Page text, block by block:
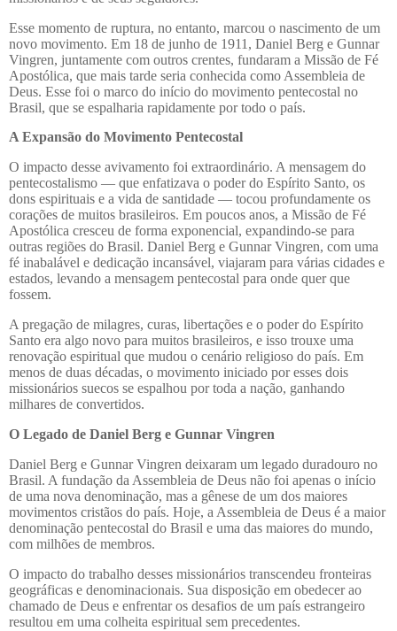
Esse momento de ruptura, no entanto, marcou o nascimento de um
novo movimento. Em 18 de junho de 1911, Daniel Berg e Gunnar
Vingren, juntamente com outros crentes, fundaram a Missão de Fé
Apostólica, que mais tarde seria conhecida como Assembleia de
Deus. Esse foi o marco do início do movimento pentecostal no
Brasil, que se espalharia rapidamente por todo o país.
A Expansão do Movimento Pentecostal
O impacto desse avivamento foi extraordinário. A mensagem do
pentecostalismo — que enfatizava o poder do Espírito Santo, os
dons espirituais e a vida de santidade — tocou profundamente os
corações de muitos brasileiros. Em poucos anos, a Missão de Fé
Apostólica cresceu de forma exponencial, expandindo-se para
outras regiões do Brasil. Daniel Berg e Gunnar Vingren, com uma
fé inabalável e dedicação incansável, viajaram para várias cidades e
estados, levando a mensagem pentecostal para onde quer que
fossem.
A pregação de milagres, curas, libertações e o poder do Espírito
Santo era algo novo para muitos brasileiros, e isso trouxe uma
renovação espiritual que mudou o cenário religioso do país. Em
menos de duas décadas, o movimento iniciado por esses dois
missionários suecos se espalhou por toda a nação, ganhando
milhares de convertidos.
O Legado de Daniel Berg e Gunnar Vingren
Daniel Berg e Gunnar Vingren deixaram um legado duradouro no
Brasil. A fundação da Assembleia de Deus não foi apenas o início
de uma nova denominação, mas a gênese de um dos maiores
movimentos cristãos do país. Hoje, a Assembleia de Deus é a maior
denominação pentecostal do Brasil e uma das maiores do mundo,
com milhões de membros.
O impacto do trabalho desses missionários transcendeu fronteiras
geográficas e denominacionais. Sua disposição em obedecer ao
chamado de Deus e enfrentar os desafios de um país estrangeiro
resultou em uma colheita espiritual sem precedentes.